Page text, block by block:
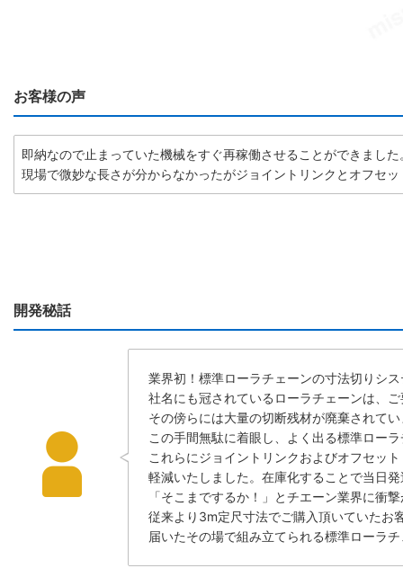
お客様の声
即納なので止まっていた機械をすぐ再稼働させることができました
現場で微妙な長さが分からなかったがジョイントリンクとオフセ
開発秘話
業界初！標準ローラチェーンの寸法切りシ
社名にも冠されているローラチェーンは、
その傍らには大量の切断残材が廃棄されて
この手間無駄に着眼し、よく出る標準ロー
これらにジョイントリンクおよびオフセッ
軽減いたしました。在庫化することで当日
「そこまでするか！」とチエーン業界に衝
従来より3m定尺寸法でご購入頂いていたお
届いたその場で組み立てられる標準ローラ